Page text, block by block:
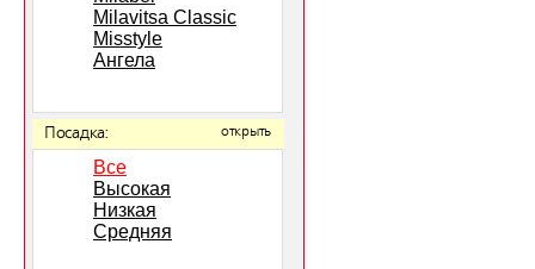
Milavitsa Classic
Misstyle
Ангела
Посадка: открыть
Все
Высокая
Низкая
Средняя